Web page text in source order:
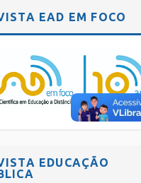
EAD EM FOCO
EDUCAÇÃO